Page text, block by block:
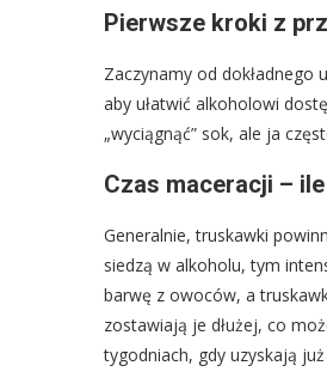
Pierwsze kroki z
Zaczynamy od dokładnego
aby ułatwić alkoholowi
„wyciągnąć” sok, ale ja
Czas maceracji –
Generalnie, truskawki
siedzą w alkoholu, tym
barwę z owoców, a
zostawiają je dłużej, co
tygodniach, gdy uzyskają